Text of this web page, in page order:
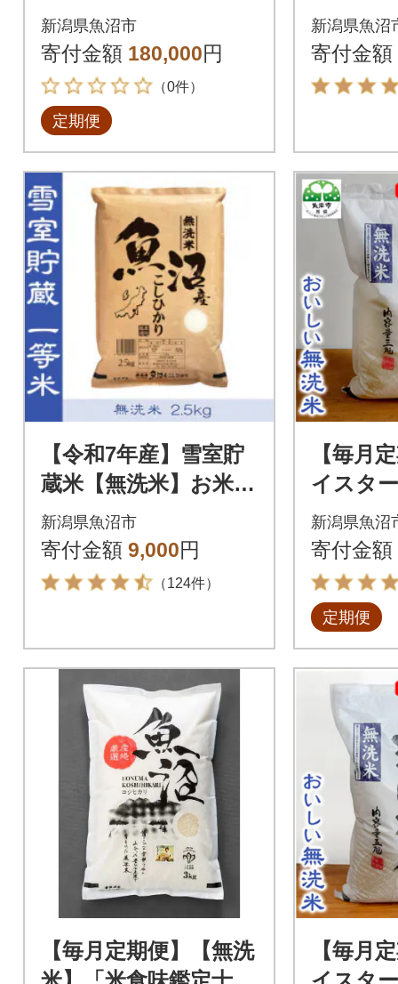
コシヒカリ(無洗米)5k
g全12回
新潟県魚沼市
寄付金額 180,000円
（0件）
定期便
米マイ
沼産コ
6kg
新潟県魚沼
寄付金額
【令和7年産】雪室貯
蔵米【無洗米】お米マ
イスター厳選1等米
魚沼産コシヒカリ10
0%2.5kg
新潟県魚沼市
寄付金額 9,000円
（124件）
【毎月
イスタ
コシヒ
g全3回
新潟県魚沼
寄付金額
定期便
【毎月定期便】【無洗
【毎月